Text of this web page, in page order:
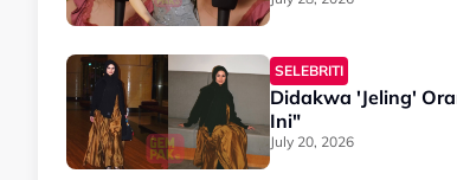
SELEBRITI
Didakwa 'Jeling'
Ini"
July 20, 2026